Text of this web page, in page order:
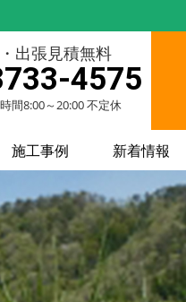
出張見積無料
4575
間8:00～20:00 不定休
施工事例 新着情報